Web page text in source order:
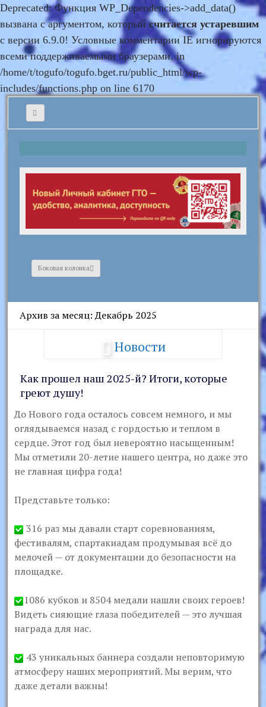
Deprecated: Функция WP_Dependencies->add_data()
вызвана с аргументом, которыйсчитается устаревшим
с версии 6.9.0! Условные комментарии IE игнорируются
всеми поддерживаемыми браузерами. in
/home/t/togufo/togufo.bget.ru/public_html/wp-
includes/functions.php on line 6170
Боковая колонка
Архив за месяц: Декабрь 2025
Новости
Как прошел наш 2025-й? Итоги, которые
греют душу!
До Нового года осталось совсем немного, и мы
оглядываемся назад с гордостью и теплом в
сердце. Этот год был невероятно насыщенным!
Мы отметили 20-летие нашего центра, но даже это
не главная цифра года!
Представьте только:
316 раз мы давали старт соревнованиям,
фестивалям, спартакиадам продумывая всё до
мелочей — от документации до безопасности на
площадке.
1086 кубков и 8504 медали нашли своих героев!
Видеть сияющие глаза победителей — это лучшая
награда для нас.
43 уникальных баннера создали неповторимую
атмосферу наших мероприятий. Мы верим, что
даже детали важны!